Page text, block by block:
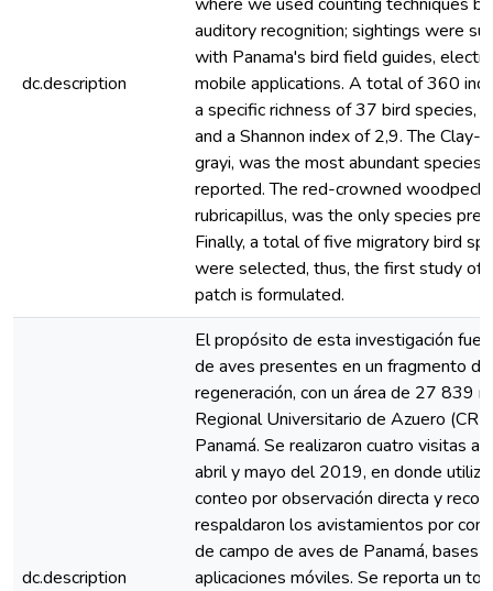
dc.description
auditory recognition; sightings were
with Panama's bird field guides,
mobile applications. A total of 360
a specific richness of 37 bird species,
and a Shannon index of 2,9. The Clay-
grayi, was the most abundant
reported. The red-crowned
rubricapillus, was the only species
Finally, a total of five migratory bird
were selected, thus, the first study of
patch is formulated.
dc.description
El propósito de esta investigación fue
de aves presentes en un fragmento
regeneración, con un área de 27 839
Regional Universitario de Azuero
Panamá. Se realizaron cuatro visitas
abril y mayo del 2019, en donde
conteo por observación directa y
respaldaron los avistamientos por
de campo de aves de Panamá, bases
aplicaciones móviles. Se reporta un